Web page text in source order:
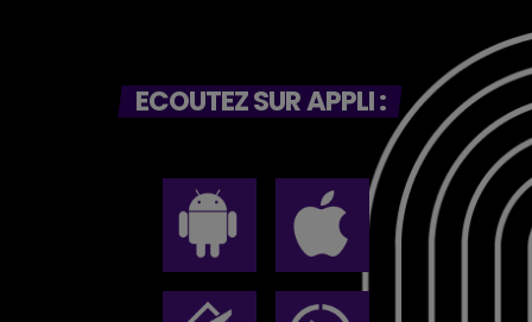
ECOUTEZ SUR APPLI :